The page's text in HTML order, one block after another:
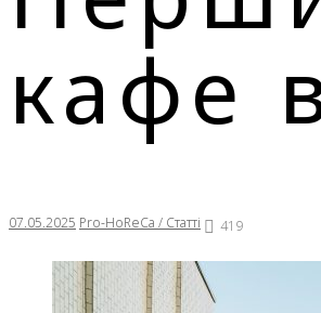
кафе
07.05.2025 Pro-HoReCa / Статті 419